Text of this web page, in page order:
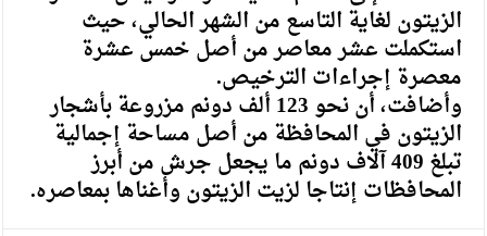
الزيتون لغاية التاسع من الشهر الحالي، حيث
استكملت عشر معاصر من أصل خمس عشرة
معصرة إجراءات الترخيص.
وأضافت، أن نحو 123 ألف دونم مزروعة بأشجار
الزيتون في المحافظة من أصل مساحة إجمالية
تبلغ 409 آلاف دونم ما يجعل جرش من أبرز
المحافظات إنتاجا لزيت الزيتون وأغناها بمعاصره.